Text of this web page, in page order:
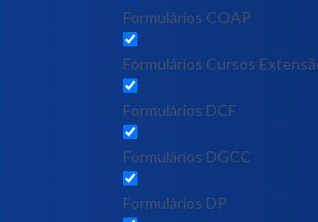
Formulários COAP
Formulários Cursos
Formulários DCF
Formulários DGCC
Formulários DP